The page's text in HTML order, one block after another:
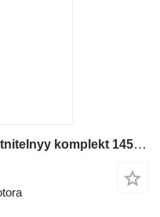
Iný náhradný diel motora Uplotnitelnyy komplekt 14589140 na rýpadla Volvo EC480D L